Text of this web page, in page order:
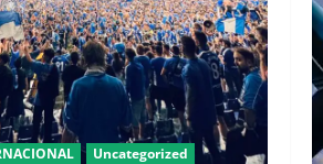
Uncategorized